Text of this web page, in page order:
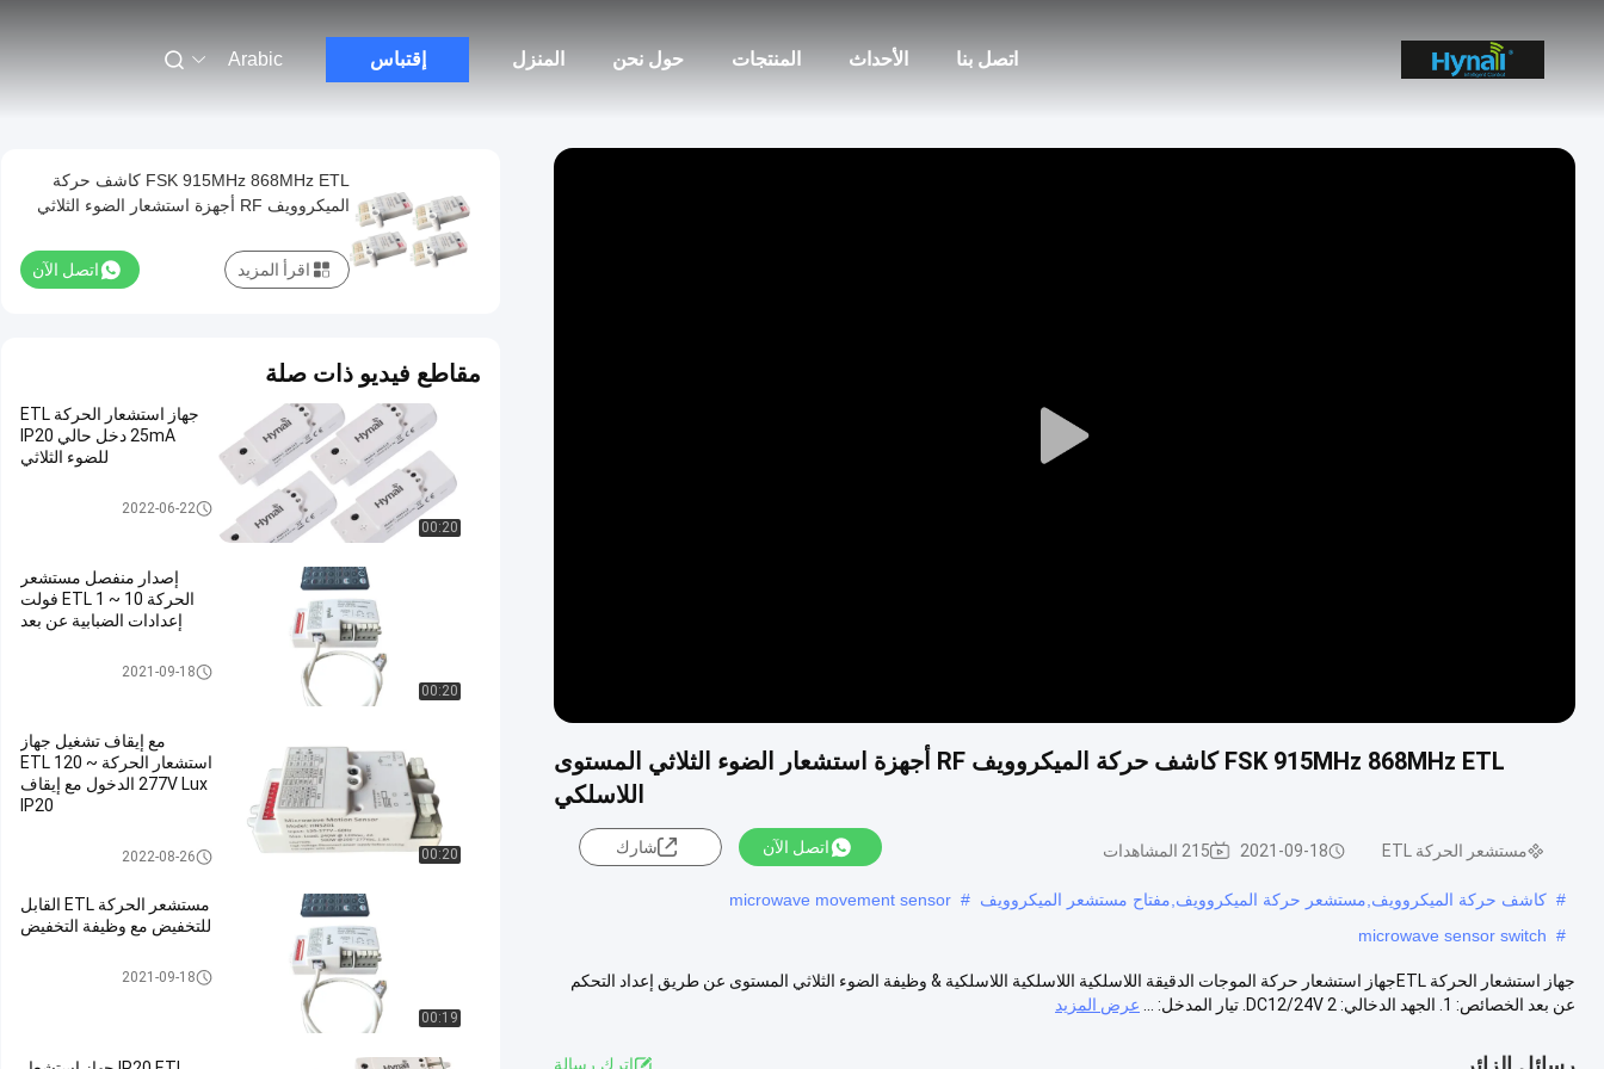
المنزل حول نحن المنتجات الأحداث اتصل بنا إقتباس Arabic
Play
FSK 915MHz 868MHz ETL كاشف حركة الميكروويف RF أجهزة استشعار الضوء الثلاثي المستوى
اللاسلكي
مستشعر الحركة ETL 2021-09-18 215 المشاهدات اتصل الآن شارك
# كاشف حركة الميكروويف,مستشعر حركة الميكروويف,مفتاح مستشعر الميكروويف #
microwave movement sensor
#
microwave sensor switch
جهاز استشعار الحركة ETLجهاز استشعار حركة الموجات الدقيقة اللاسلكية اللاسلكية اللاسلكية & وظيفة الضوء الثلاثي المستوى عن طريق إعداد التحكم
عن بعد الخصائص: 1. الجهد الدخالي: DC12/24V 2. تيار المدخل: ...
عرض المزيد
اترك رسالة
FSK 915MHz 868MHz ETL كاشف حركة
الميكروويف RF أجهزة استشعار الضوء الثلاثي
اتصل الآن اقرأ المزيد
مقاطع فيديو ذات صلة
00:20
جهاز استشعار الحركة ETL
25mA دخل حالي IP20
للضوء الثلاثي
مستشعر الحركة ETL2022-06-22
00:20
إصدار منفصل مستشعر
الحركة ETL 1 ~ 10 فولت
إعدادات الضبابية عن بعد
مستشعر الحركة ETL2021-09-18
00:20
مع إيقاف تشغيل جهاز
استشعار الحركة ETL 120 ~
277V Lux الدخول مع إيقاف
IP20
مستشعر الحركة ETL2022-08-26
00:19
مستشعر الحركة ETL القابل
للتخفيض مع وظيفة التخفيض
مستشعر الحركة ETL2021-09-18